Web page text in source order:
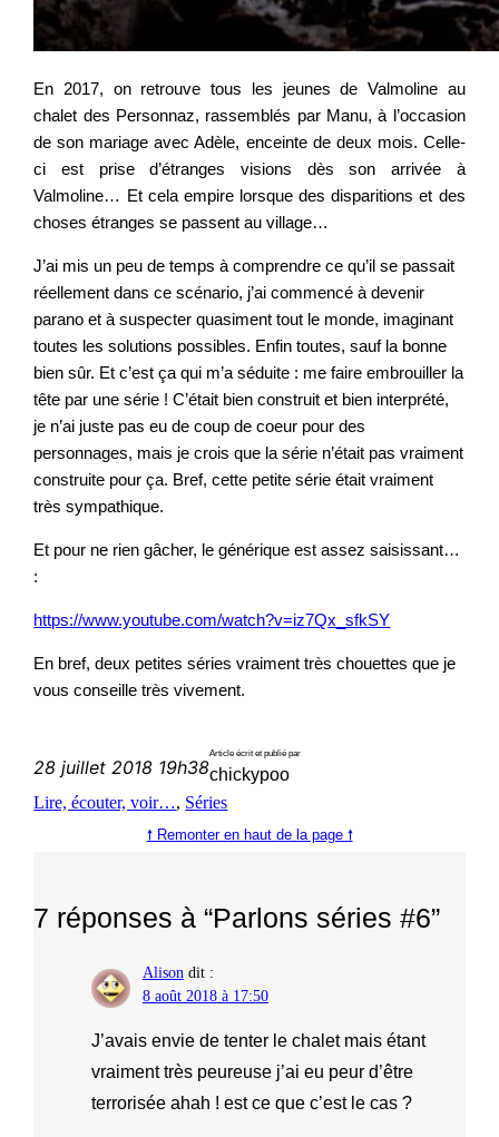
En 2017, on retrouve tous les jeunes de Valmoline au
chalet des Personnaz, rassemblés par Manu, à l’occasion
de son mariage avec Adèle, enceinte de deux mois. Celle-
ci est prise d’étranges visions dès son arrivée à
Valmoline… Et cela empire lorsque des disparitions et des
choses étranges se passent au village…
J’ai mis un peu de temps à comprendre ce qu’il se passait
réellement dans ce scénario, j’ai commencé à devenir
parano et à suspecter quasiment tout le monde, imaginant
toutes les solutions possibles. Enfin toutes, sauf la bonne
bien sûr. Et c’est ça qui m’a séduite : me faire embrouiller la
tête par une série ! C’était bien construit et bien interprété,
je n’ai juste pas eu de coup de coeur pour des
personnages, mais je crois que la série n’était pas vraiment
construite pour ça. Bref, cette petite série était vraiment
très sympathique.
Et pour ne rien gâcher, le générique est assez saisissant…
:
https://www.youtube.com/watch?v=iz7Qx_sfkSY
En bref, deux petites séries vraiment très chouettes que je
vous conseille très vivement.
28 juillet 2018 19h38
Article écrit et publié par
chickypoo
Lire, écouter, voir…, Séries
🠕 Remonter en haut de la page 🠕
7 réponses à “Parlons séries #6”
Alison dit :
8 août 2018 à 17:50
J’avais envie de tenter le chalet mais étant
vraiment très peureuse j’ai eu peur d’être
terrorisée ahah ! est ce que c’est le cas ?